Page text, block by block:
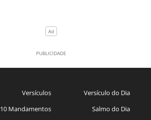
Versículos
10 Mandamentos
Versículo do Dia
Salmo do Dia